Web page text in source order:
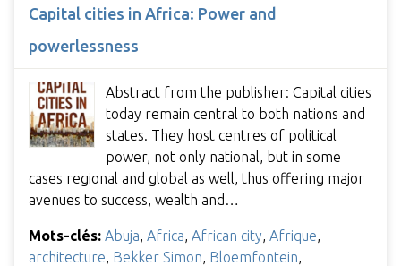
Capital cities in Africa: Power and
powerlessness
Abstract from the publisher: Capital cities
today remain central to both nations and
states. They host centres of political
power, not only national, but in some
cases regional and global as well, thus offering major
avenues to success, wealth and…
Mots-clés: Abuja Africa African city Afrique
architecture Bekker Simon Bloemfontein